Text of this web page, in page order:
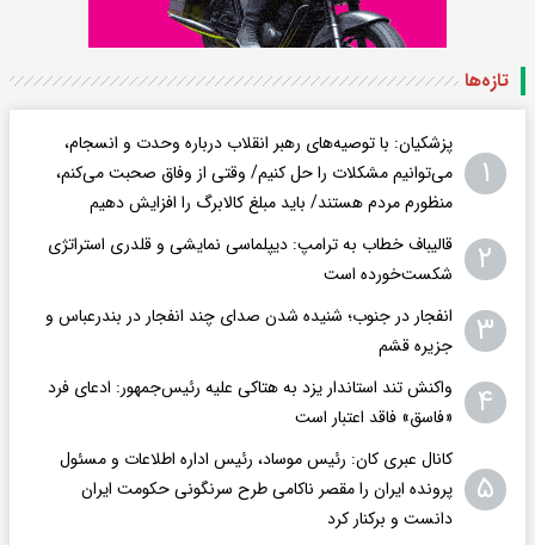
تازه‌ها
۱
پزشکیان: با توصیه‌های رهبر انقلاب درباره وحدت و انسجام،
می‌توانیم مشکلات را حل کنیم/ وقتی از وفاق صحبت می‌کنم،
منظورم مردم هستند/ باید مبلغ کالابرگ را افزایش دهیم
۲
قالیباف خطاب به ترامپ: دیپلماسی نمایشی و قلدری استراتژی
شکست‌خورده است
۳
انفجار در جنوب؛ شنیده شدن صدای چند انفجار در بندرعباس و
جزیره قشم
۴
واکنش تند استاندار یزد به هتاکی علیه رئیس‌جمهور: ادعای فرد
«فاسق» فاقد اعتبار است
۵
کانال عبری کان: رئیس موساد، رئیس اداره اطلاعات و مسئول
پرونده ایران را مقصر ناکامی طرح سرنگونی حکومت ایران
دانست و برکنار کرد